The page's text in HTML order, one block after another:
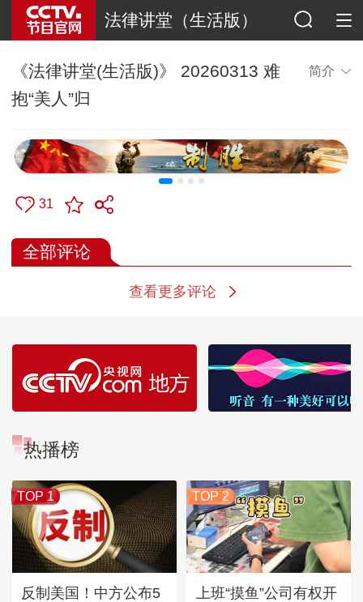
法律讲堂（生活版）
《法律讲堂(生活版)》 20260313 难
抱“美人”归
简介
31
全部评论
查看更多评论
热播榜
TOP 1
反制美国！中方公布5
TOP 2
上班“摸鱼”公司有权开